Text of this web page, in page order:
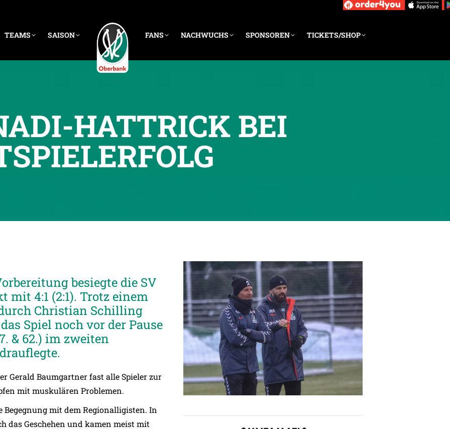
TEAMS SAISON FANS NACHWUCHS SPONSOREN TICKETS/SHOP
HATTRICK BEI
besiegte die SV
mit 4:1 (2:1). Trotz einem
Christian Schilling
Spiel noch vor der Pause
& 62.) im zweiten
Gerald Baumgartner fast alle Spieler zur
mit muskulären Problemen.
mit dem Regionalligisten. In
das Geschehen und kamen meist mit